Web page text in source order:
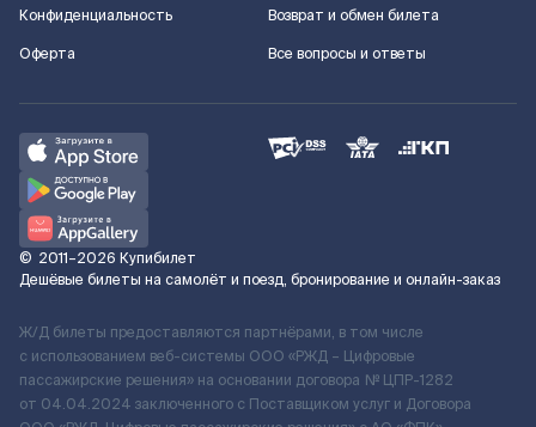
Конфиденциальность
Оферта
Возврат и обмен билета
Все вопросы и ответы
© 2011–2026 Купибилет
Дешёвые билеты на самолёт и поезд, бронирование и онлайн-заказ
Ж/Д билеты предоставляются партнёрами, в том числе
с использованием веб-системы ООО «РЖД – Цифровые
пассажирские решения» на основании договора № ЦПР-1282
от 04.04.2024 заключенного с Поставщиком услуг и Договора